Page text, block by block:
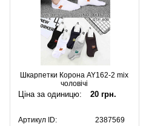
Шкарпетки Корона AY162-2 mix
чоловічі
Ціна за одиницю: 20 грн.
Артикул ID:
2387569